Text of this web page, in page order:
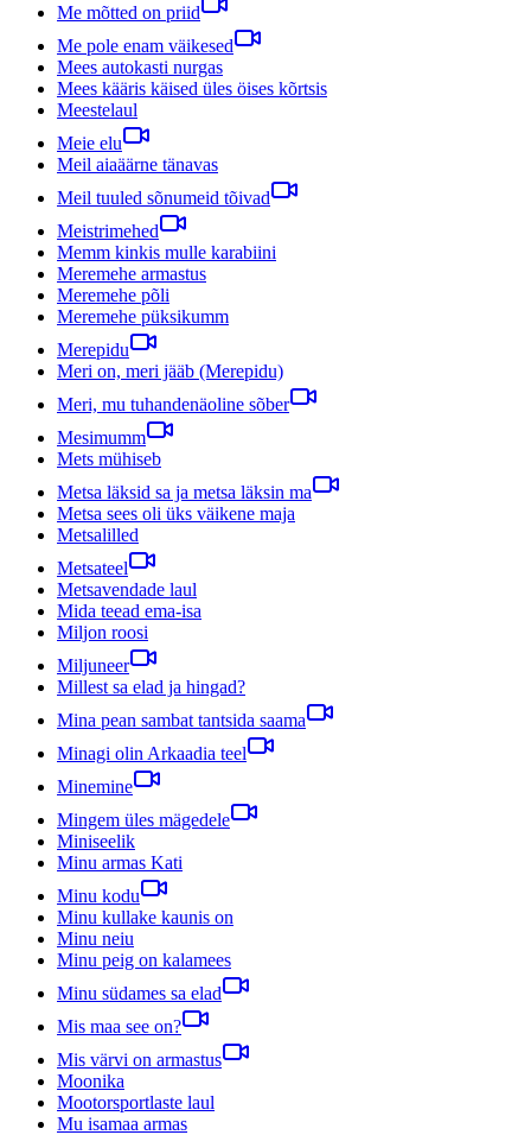
Me mõtted on priid
Me pole enam väikesed
Mees autokasti nurgas
Mees kääris käised üles öises kõrtsis
Meestelaul
Meie elu
Meil aiaäärne tänavas
Meil tuuled sõnumeid tõivad
Meistrimehed
Memm kinkis mulle karabiini
Meremehe armastus
Meremehe põli
Meremehe püksikumm
Merepidu
Meri on, meri jääb (Merepidu)
Meri, mu tuhandenäoline sõber
Mesimumm
Mets mühiseb
Metsa läksid sa ja metsa läksin ma
Metsa sees oli üks väikene maja
Metsalilled
Metsateel
Metsavendade laul
Mida teead ema-isa
Miljon roosi
Miljuneer
Millest sa elad ja hingad?
Mina pean sambat tantsida saama
Minagi olin Arkaadia teel
Minemine
Mingem üles mägedele
Miniseelik
Minu armas Kati
Minu kodu
Minu kullake kaunis on
Minu neiu
Minu peig on kalamees
Minu südames sa elad
Mis maa see on?
Mis värvi on armastus
Moonika
Mootorsportlaste laul
Mu isamaa armas